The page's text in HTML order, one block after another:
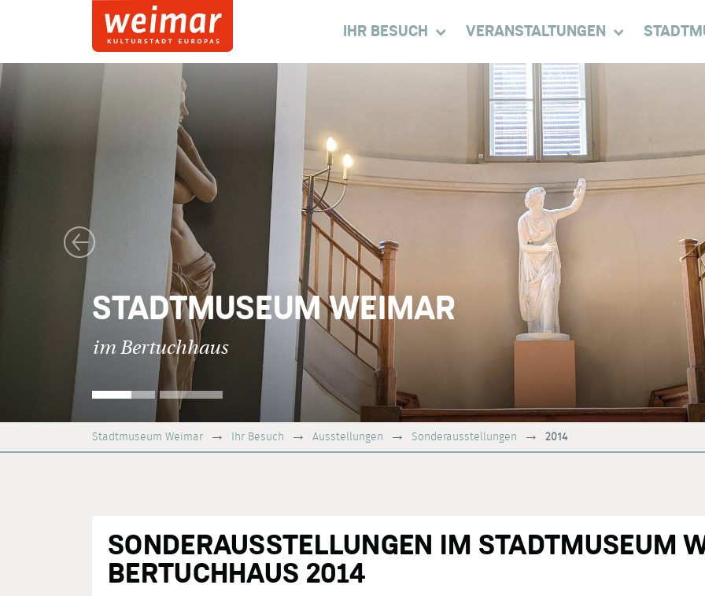
IHR BESUCH VERANSTALTUNGEN
STADTMUSEUM WEIMAR
im Bertuchhaus
Vorheriges Bild
Stadtmuseum Weimar Ihr Besuch Ausstellungen Sonderausstellungen 2014
SONDERAUSSTELLUNGEN IM STADTMUSEUM
BERTUCHHAUS 2014